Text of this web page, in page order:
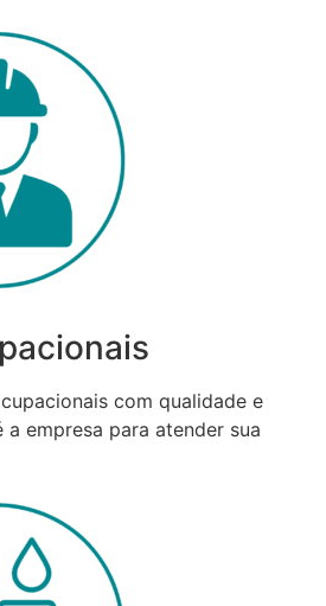
com qualidade e
empresa para atender sua